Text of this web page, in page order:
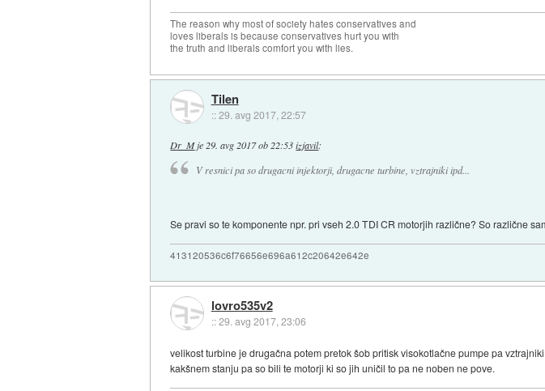
The reason why most of society hates conservatives and
loves liberals is because conservatives hurt you with
the truth and liberals comfort you with lies.
Tilen
::29. avg 2017, 22:57
Dr_Mje29. avg 2017 ob 22:53 izjavil:
V resnici pa so drugacni injektorji, drugacne turbine, vztrajniki ipd...
Se pravi so te komponente npr. pri vseh 2.0 TDI CR motorjih različne? So različne
413120536c6f76656e696a612c20642e642e
lovro535v2
::29. avg 2017, 23:06
velikost turbine je drugačna potem pretok šob pritisk visokotlačne pumpe pa
kakšnem stanju pa so bili te motorji ki so jih uničil to pa ne noben ne pove.